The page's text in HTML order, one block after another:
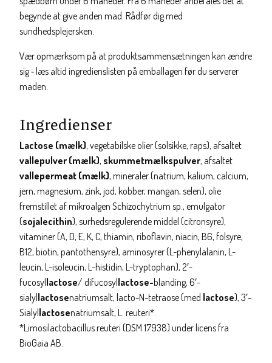
begynde at give anden mad. Rådfør dig med
sundhedsplejersken.
Vær opmærksom på at produktsammensætningen kan ændre
sig ‐ læs altid ingredienslisten på emballagen før du serverer
maden.​
Ingredienser
Lactose (mælk), vegetabilske olier (solsikke, raps), afsaltet
vallepulver (mælk), skummetmælkspulver, afsaltet
vallepermeat (mælk), mineraler (natrium, kalium, calcium,
jern, magnesium, zink, jod, kobber, mangan, selen), olie
fremstillet af mikroalgen Schizochytrium sp., emulgator
(sojalecithin), surhedsregulerende middel (citronsyre),
vitaminer (A, D, E, K, C, thiamin, riboflavin, niacin, B6, folsyre,
B12, biotin, pantothensyre), aminosyrer (L-phenylalanin, L-
leucin, L-isoleucin, L-histidin, L-tryptophan), 2′-
fucosyllactose/ difucosyllactose-blanding, 6′-
sialyllactosenatriumsalt, lacto-N-tetraose (med lactose), 3′-
Sialyllactosenatriumsalt, L. reuteri*.
*Limosilactobacillus reuteri (DSM 17938) under licens fra
BioGaia AB.